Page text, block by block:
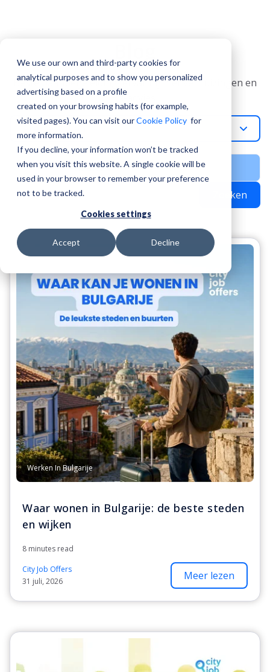
We use our own and third-party cookies for
analytical purposes and to show you personalized
advertising based on a profile
created on your browsing habits (for example,
visited pages). You can visit ourCookie Policy for
more information.
If you decline, your information won’t be tracked
when you visit this website. A single cookie will be
used in your browser to remember your preference
not to be tracked.
Cookies settings
Accept Decline
Beste baanbegeleiding, ervaring met verhuizingen en
HR-advies
Alle Berichten
Zoeken
Werken In Bulgarije
Waar wonen in Bulgarije: de beste steden
en wijken
8 minutes read
City Job Offers
31 juli, 2026
Meer lezen